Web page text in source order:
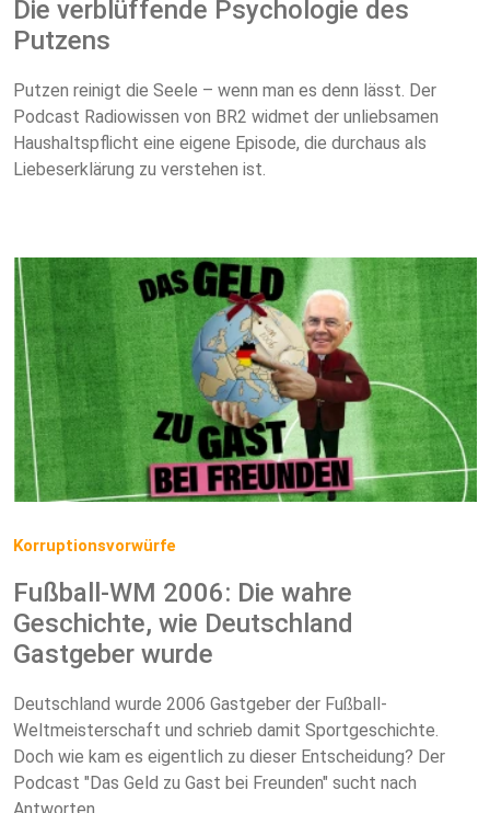
Die verblüffende Psychologie des
Putzens
Putzen reinigt die Seele – wenn man es denn lässt. Der
Podcast Radiowissen von BR2 widmet der unliebsamen
Haushaltspflicht eine eigene Episode, die durchaus als
Liebeserklärung zu verstehen ist.
Korruptionsvorwürfe
Fußball-WM 2006: Die wahre
Geschichte, wie Deutschland
Gastgeber wurde
Deutschland wurde 2006 Gastgeber der Fußball-
Weltmeisterschaft und schrieb damit Sportgeschichte.
Doch wie kam es eigentlich zu dieser Entscheidung? Der
Podcast "Das Geld zu Gast bei Freunden" sucht nach